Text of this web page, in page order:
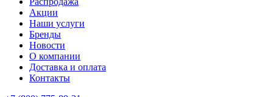
Акции
Наши услуги
Бренды
Новости
О компании
Доставка и оплата
Контакты